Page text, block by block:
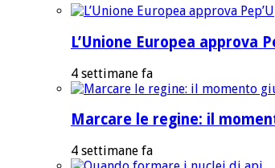
L’Unione Europea approva
4 settimane fa
Marcare le regine: il
4 settimane fa